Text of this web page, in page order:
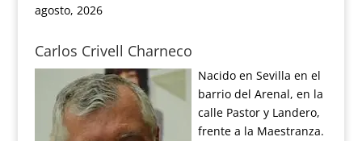
agosto, 2026
Carlos Crivell Charneco
Nacido en Sevilla en el
barrio del Arenal, en la
calle Pastor y Landero,
frente a la Maestranza.